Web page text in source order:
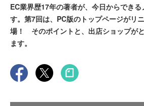
EC業界歴17年の著者が、今日からでき
す。第7回は、PC版のトップページがリ
場！ そのポイントと、出店ショップが
ます。